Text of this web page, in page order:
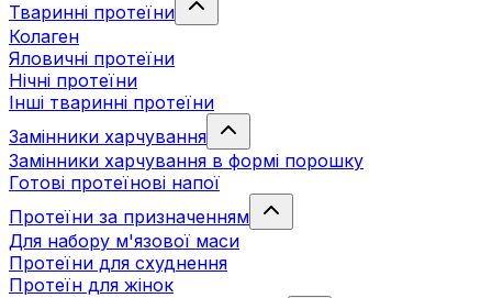
Тваринні протеїни
Колаген
Яловичні протеїни
Нічні протеїни
Інші тваринні протеїни
Замінники харчування
Замінники харчування в формі порошку
Готові протеїнові напої
Протеїни за призначенням
Для набору м'язової маси
Протеїни для схуднення
Протеїн для жінок